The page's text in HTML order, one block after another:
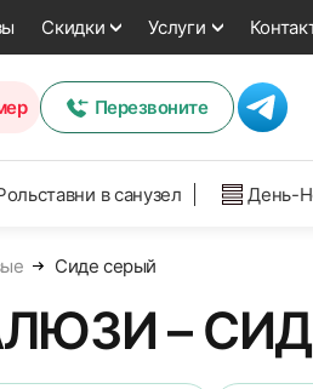
Скидки Услуги
Перезвоните
в санузел День-
Сиде серый
–